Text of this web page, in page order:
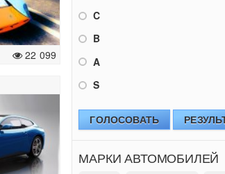
22 099
C
B
A
S
ГОЛОСОВАТЬ
МАРКИ АВТОМОБИЛЕЙ